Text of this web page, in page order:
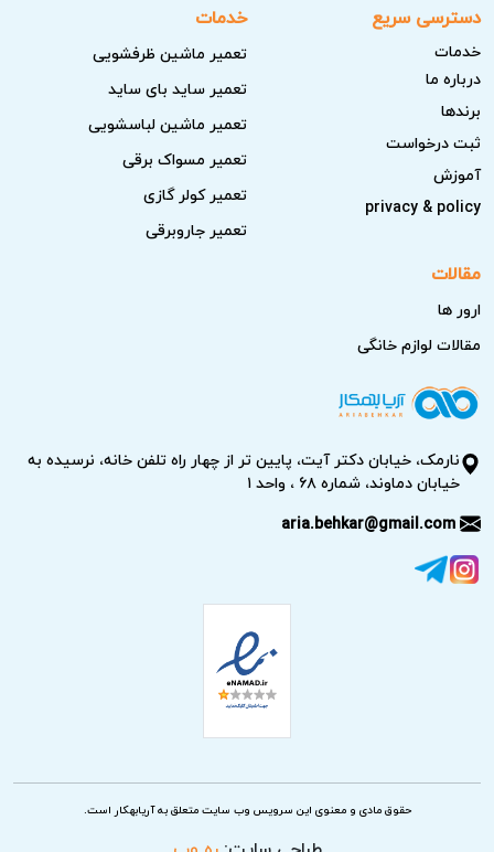
دسترسی سریع
خدمات
درباره ما
برندها
ثبت درخواست
آموزش
privacy & policy
خدمات
تعمیر ماشین ظرفشویی
تعمیر ساید بای ساید
تعمیر ماشین لباسشویی
تعمیر مسواک برقی
تعمیر کولر گازی
تعمیر جاروبرقی
مقالات
ارور ها
مقالات لوازم خانگی
نارمک، خیابان دکتر آیت، پایین تر از چهار راه تلفن خانه، نرسیده به
خیابان دماوند، شماره ۶۸ ، واحد ۱
aria.behkar@gmail.com
حقوق مادی و معنوی این سرویس وب سایت متعلق به آریابهکار است.